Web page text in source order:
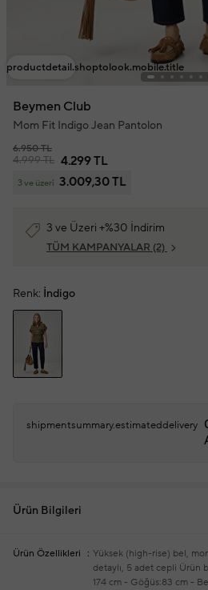
productdetail.shoptolook.mobile.title
Beymen Club
Mom Fit Indigo Jean Pantolon
6.950 TL
4.999 TL 4.299 TL
3 ve üzeri 3.009,30 TL
3 ve Üzeri +%30 İndirim
TÜM KAMPANYALAR (2)
Renk: İndigo
shipmentsummary.estimateddelivery
Ürün Bilgileri
Ürün Özellikleri Yüksek (high-rise) bel,
detaylı, 5 adet cepli Ürün